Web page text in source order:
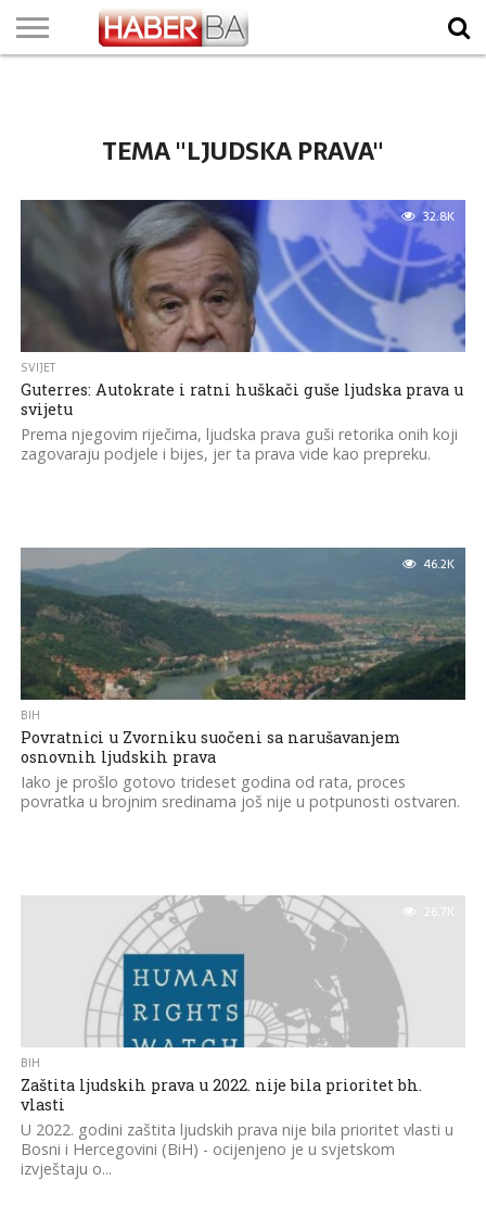
TEMA "LJUDSKA PRAVA"
32.8K
SVIJET
Guterres: Autokrate i ratni huškači guše ljudska prava u
svijetu
Prema njegovim riječima, ljudska prava guši retorika onih koji
zagovaraju podjele i bijes, jer ta prava vide kao prepreku.
46.2K
BIH
Povratnici u Zvorniku suočeni sa narušavanjem
osnovnih ljudskih prava
Iako je prošlo gotovo trideset godina od rata, proces
povratka u brojnim sredinama još nije u potpunosti ostvaren.
26.7K
BIH
Zaštita ljudskih prava u 2022. nije bila prioritet bh.
vlasti
U 2022. godini zaštita ljudskih prava nije bila prioritet vlasti u
Bosni i Hercegovini (BiH) - ocijenjeno je u svjetskom
izvještaju o...